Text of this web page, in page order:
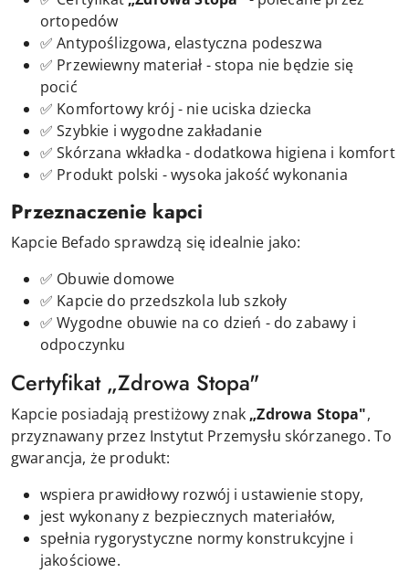
ortopedów
✅ Antypoślizgowa, elastyczna podeszwa
✅ Przewiewny materiał - stopa nie będzie się
pocić
✅ Komfortowy krój - nie uciska dziecka
✅ Szybkie i wygodne zakładanie
✅ Skórzana wkładka - dodatkowa higiena i komfort
✅ Produkt polski - wysoka jakość wykonania
Przeznaczenie kapci
Kapcie Befado sprawdzą się idealnie jako:
✅ Obuwie domowe
✅ Kapcie do przedszkola lub szkoły
✅ Wygodne obuwie na co dzień - do zabawy i
odpoczynku
Certyfikat „Zdrowa Stopa"
Kapcie posiadają prestiżowy znak „Zdrowa Stopa",
przyznawany przez Instytut Przemysłu skórzanego. To
gwarancja, że produkt:
wspiera prawidłowy rozwój i ustawienie stopy,
jest wykonany z bezpiecznych materiałów,
spełnia rygorystyczne normy konstrukcyjne i
jakościowe.